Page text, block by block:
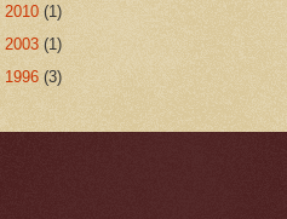
2010 (1)
2003 (1)
1996 (3)